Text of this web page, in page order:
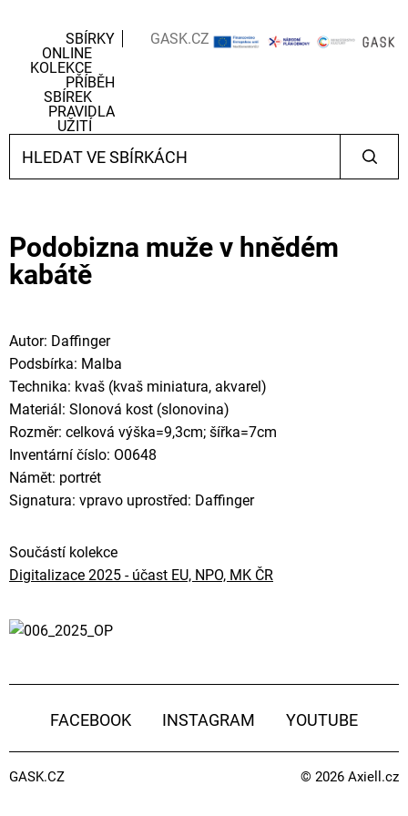
SBÍRKY
ONLINE
KOLEKCE
PŘÍBĚH
SBÍREK
PRAVIDLA
UŽITÍ
GASK.CZ
Podobizna muže v hnědém
kabátě
Autor: Daffinger
Podsbírka: Malba
Technika: kvaš (kvaš miniatura, akvarel)
Materiál: Slonová kost (slonovina)
Rozměr: celková výška=9,3cm; šířka=7cm
Inventární číslo: O0648
Námět: portrét
Signatura: vpravo uprostřed: Daffinger
Součástí kolekce
Digitalizace 2025 - účast EU, NPO, MK ČR
FACEBOOK INSTAGRAM YOUTUBE
GASK.CZ © 2026 Axiell.cz